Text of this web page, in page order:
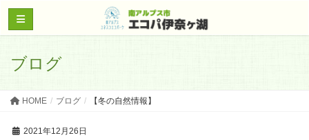
ブログ
HOME ブログ 【冬の自然情報】
2021年12月26日